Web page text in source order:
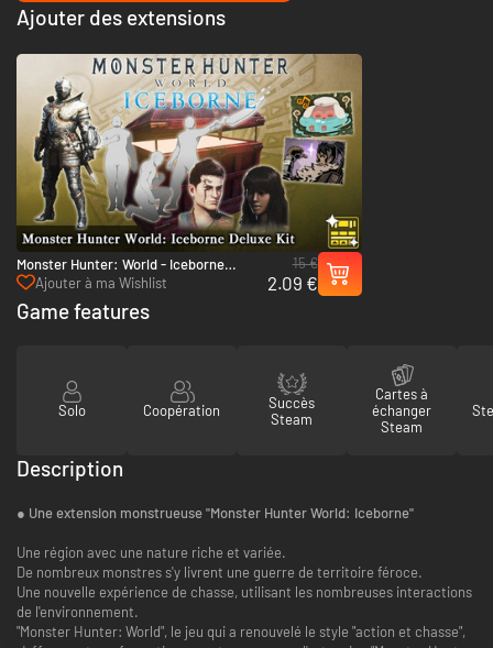
Ajouter des extensions
Monster Hunter: World - Iceborne
Deluxe Kit - PC (Steam)
Ajouter à ma Wishlist
15 €
2.09 €
Game features
Solo Coopération
Succès
Steam
Cartes à
échanger
Steam
Description
● Une extension monstrueuse "Monster Hunter World: Iceborne"
Une région avec une nature riche et variée.
De nombreux monstres s'y livrent une guerre de territoire féroce.
Une nouvelle expérience de chasse, utilisant les nombreuses interactions
de l'environnement.
"Monster Hunter: World", le jeu qui a renouvelé le style "action et chasse",